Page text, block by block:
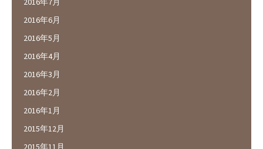
2016年6月
2016年5月
2016年4月
2016年3月
2016年2月
2016年1月
2015年12月